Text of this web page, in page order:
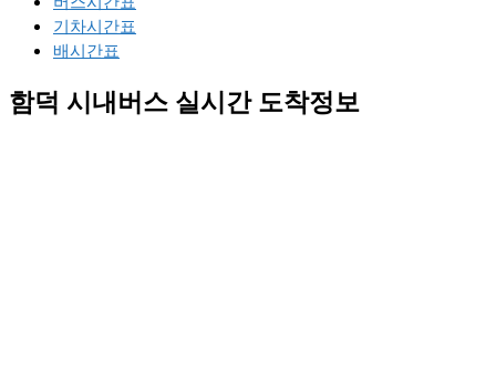
기차시간표
배시간표
함덕 시내버스 실시간 도착정보